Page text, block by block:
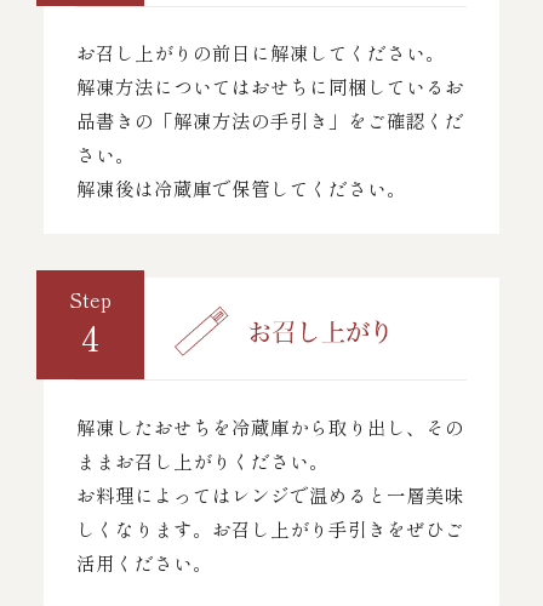
お召し上がりの前日に解凍してください。
解凍方法についてはおせちに同梱しているお
品書きの「解凍方法の手引き」をご確認くだ
さい。
解凍後は冷蔵庫で保管してください。
Step
4
解凍したおせちを冷蔵庫から取り出し、その
ままお召し上がりください。
お料理によってはレンジで温めると一層美味
しくなります。お召し上がり手引きをぜひご
活用ください。